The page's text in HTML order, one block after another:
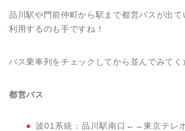
品川駅や門前仲町から駅まで都営バスが出て
利用するのも手ですね！
バス乗車列をチェックしてから並んでみてく
都営バス
波01系統：品川駅南口←→東京テレ